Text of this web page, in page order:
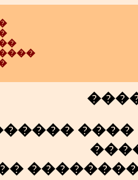
����